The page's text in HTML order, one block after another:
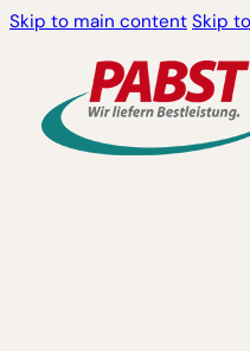
Skip to main content Skip